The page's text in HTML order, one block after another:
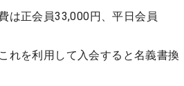
は正会員33,000円、平日会員
れを利用して入会すると名義書換